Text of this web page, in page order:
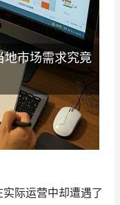
地市场需求究竟
际运营中却遭遇了